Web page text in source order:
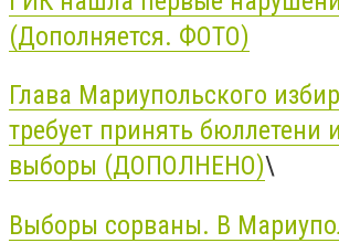
(Дополняется. ФОТО)
Глава Мариупольского
требует принять бюллетени
выборы (ДОПОЛНЕНО)\
Выборы сорваны. В